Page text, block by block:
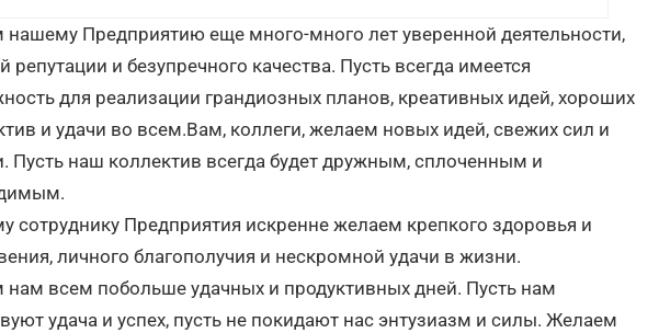
Предприятию еще много-много лет уверенной деятельности,
репутации и безупречного качества. Пусть всегда имеется
для реализации грандиозных планов, креативных идей, хороших
и удачи во всем.Вам, коллеги, желаем новых идей, свежих сил и
Пусть наш коллектив всегда будет дружным, сплоченным и
сотруднику Предприятия искренне желаем крепкого здоровья и
личного благополучия и нескромной удачи в жизни.
всем побольше удачных и продуктивных дней. Пусть нам
удача и успех, пусть не покидают нас энтузиазм и силы. Желаем